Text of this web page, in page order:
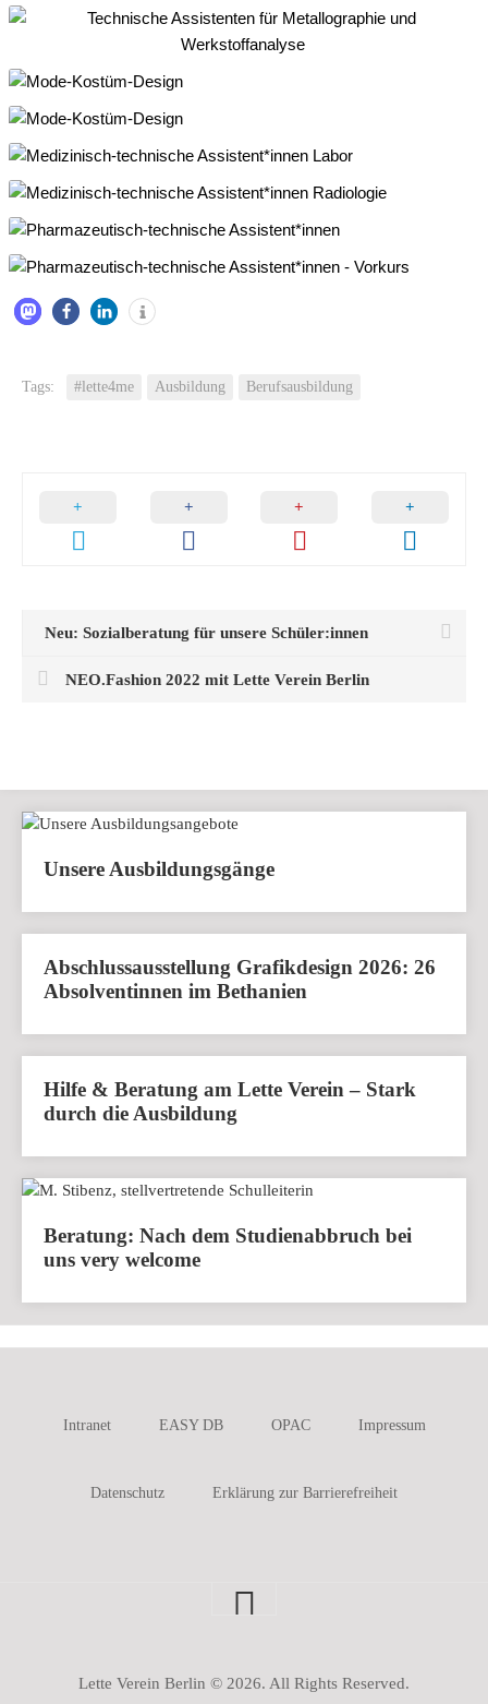
Tags: #lette4me Ausbildung Berufsausbildung
Neu: Sozialberatung für unsere Schüler:innen
NEO.Fashion 2022 mit Lette Verein Berlin
Unsere Ausbildungsgänge
Abschlussausstellung Grafikdesign 2026: 26
Absolventinnen im Bethanien
Hilfe & Beratung am Lette Verein – Stark
durch die Ausbildung
Beratung: Nach dem Studienabbruch bei
uns very welcome
Intranet EASY DB OPAC Impressum
Datenschutz Erklärung zur Barrierefreiheit
Lette Verein Berlin © 2026. All Rights Reserved.